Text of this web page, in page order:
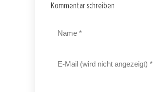
Kommentar schreiben